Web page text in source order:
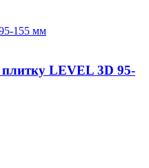
LEVEL 3D 95-